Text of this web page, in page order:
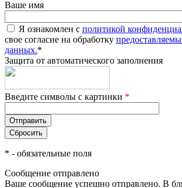
Ваше имя
Я ознакомлен с политикой
свое согласие на обработку
данных.*
Защита от автоматического заполнения
Введите символы с картинки *
* - обязательные поля
Сообщение отправлено
Ваше сообщение успешно отправлено. В